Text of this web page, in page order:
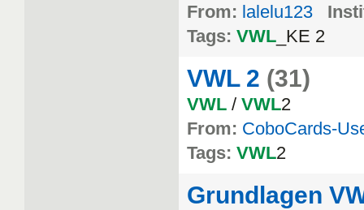
From: lalelu123
Tags: VWL _KE 2
VWL 2 (31)
VWL / VWL2
From: CoboCards-
Tags: VWL2
Grundlagen